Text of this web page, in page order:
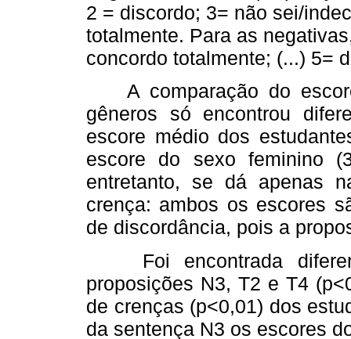
2 = discordo; 3= não sei/
totalmente. Para as
concordo totalmente; (...) 5=
A comparação do
gêneros só encontrou
escore médio dos
escore do sexo feminino
entretanto, se dá apenas
crença: ambos os escores
de discordância, pois a
Foi encontrada
proposições N3, T2 e T4
de crenças (p<0,01) dos
da sentença N3 os escores